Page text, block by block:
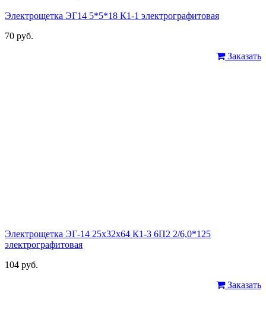
Электрощетка ЭГ14 5*5*18 К1-1 электрографитовая
70 руб.
Заказать
Электрощетка ЭГ-14 25х32х64 К1-3 6П2 2/6,0*125
электрографитовая
104 руб.
Заказать